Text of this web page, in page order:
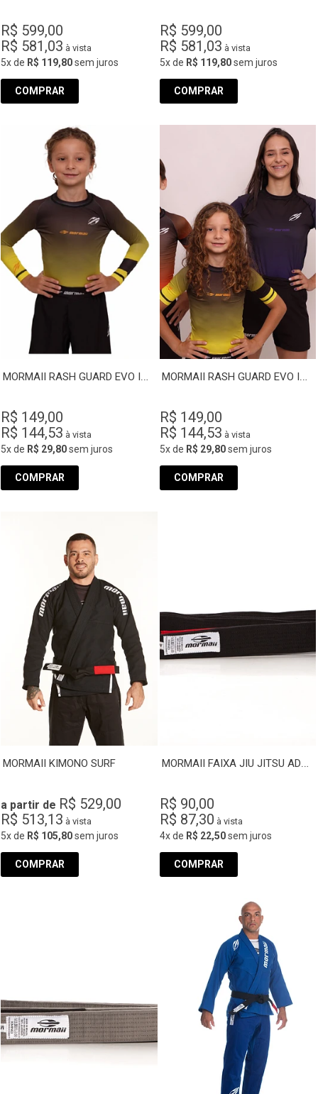
R$ 599,00
R$ 581,03 à vista
5xde R$ 119,80sem juros
COMPRAR
R$ 599,00
R$ 581,03 à vista
5xde R$ 119,80sem juros
COMPRAR
MORMAII RASH GUARD EVO INF Manga Longa
R$ 149,00
R$ 144,53 à vista
5xde R$ 29,80sem juros
COMPRAR
MORMAII RASH GUARD EVO INF Manga curta
R$ 149,00
R$ 144,53 à vista
5xde R$ 29,80sem juros
COMPRAR
MORMAII KIMONO SURF
a partir de R$ 529,00
R$ 513,13 à vista
5xde R$ 105,80sem juros
COMPRAR
MORMAII FAIXA JIU JITSU ADULTO
R$ 90,00
R$ 87,30 à vista
4xde R$ 22,50sem juros
COMPRAR